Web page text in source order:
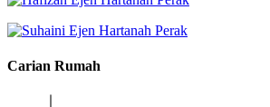
Carian Rumah